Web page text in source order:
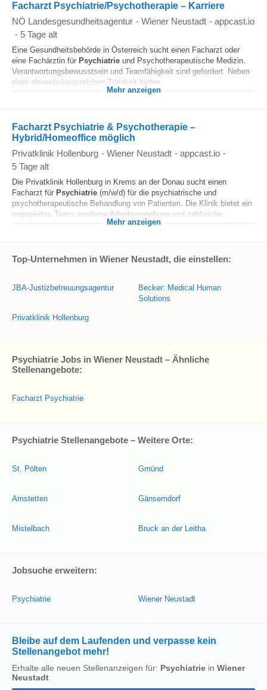
Facharzt Psychiatrie/Psychotherapie – Karriere
NÖ Landesgesundheitsagentur - Wiener Neustadt - appcast.io
- 5 Tage alt
Eine Gesundheitsbehörde in Österreich sucht einen Facharzt oder
eine Fachärztin für Psychiatrie und Psychotherapeutische Medizin.
Verantwortungsbewusstsein und Teamfähigkeit sind gefordert. Neben
einer abwechslungsreichen Tätigkeit bieten...
Mehr anzeigen
Facharzt Psychiatrie & Psychotherapie –
Hybrid/Homeoffice möglich
Privatklinik Hollenburg - Wiener Neustadt - appcast.io -
5 Tage alt
Die Privatklinik Hollenburg in Krems an der Donau sucht einen
Facharzt für Psychiatrie (m/w/d) für die psychiatrische und
psychotherapeutische Behandlung von Patienten. Die Klinik bietet ein
engagiertes Team, moderne Arbeitsumgebung und zahlreiche...
Mehr anzeigen
Top-Unternehmen in Wiener Neustadt, die einstellen:
JBA-Justizbetreuungsagentur
Privatklinik Hollenburg
Becker: Medical Human
Solutions
Psychiatrie Jobs in Wiener Neustadt – Ähnliche
Stellenangebote:
Facharzt Psychiatrie
Psychiatrie Stellenangebote – Weitere Orte:
St. Pölten
Amstetten
Mistelbach
Gmünd
Gänserndorf
Bruck an der Leitha
Jobsuche erweitern:
Psychiatrie Wiener Neustadt
Bleibe auf dem Laufenden und verpasse kein
Stellenangebot mehr!
Erhalte alle neuen Stellenanzeigen für: Psychiatrie in Wiener
Neustadt